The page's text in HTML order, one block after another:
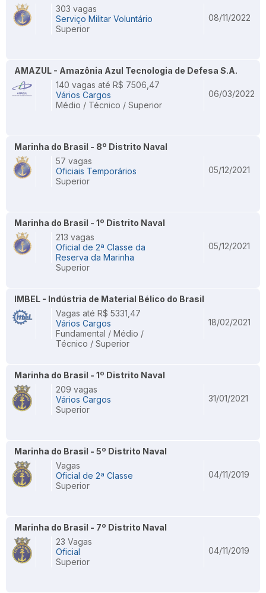
303 vagas
Serviço Militar Voluntário
Superior
08/11/2022
AMAZUL - Amazônia Azul Tecnologia de Defesa S.A.
140 vagas até R$ 7506,47
Vários Cargos
Médio / Técnico / Superior
06/03/2022
Marinha do Brasil - 8º Distrito Naval
57 vagas
Oficiais Temporários
Superior
05/12/2021
Marinha do Brasil - 1º Distrito Naval
213 vagas
Oficial de 2ª Classe da
Reserva da Marinha
Superior
05/12/2021
IMBEL - Indústria de Material Bélico do Brasil
Vagas até R$ 5331,47
Vários Cargos
Fundamental / Médio /
Técnico / Superior
18/02/2021
Marinha do Brasil - 1º Distrito Naval
209 vagas
Vários Cargos
Superior
31/01/2021
Marinha do Brasil - 5º Distrito Naval
Vagas
Oficial de 2ª Classe
Superior
04/11/2019
Marinha do Brasil - 7º Distrito Naval
23 Vagas
Oficial
Superior
04/11/2019